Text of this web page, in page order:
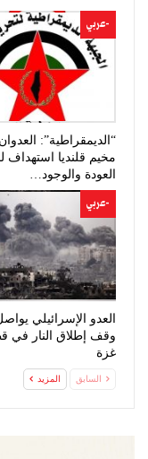
-عربي
“الديمقراطية”:
مخيم قلنديا استهداف
العودة والوجود…
-عربي
العدو الإسرائيلي
وقف إطلاق النار في
غزة
السابق المزيد